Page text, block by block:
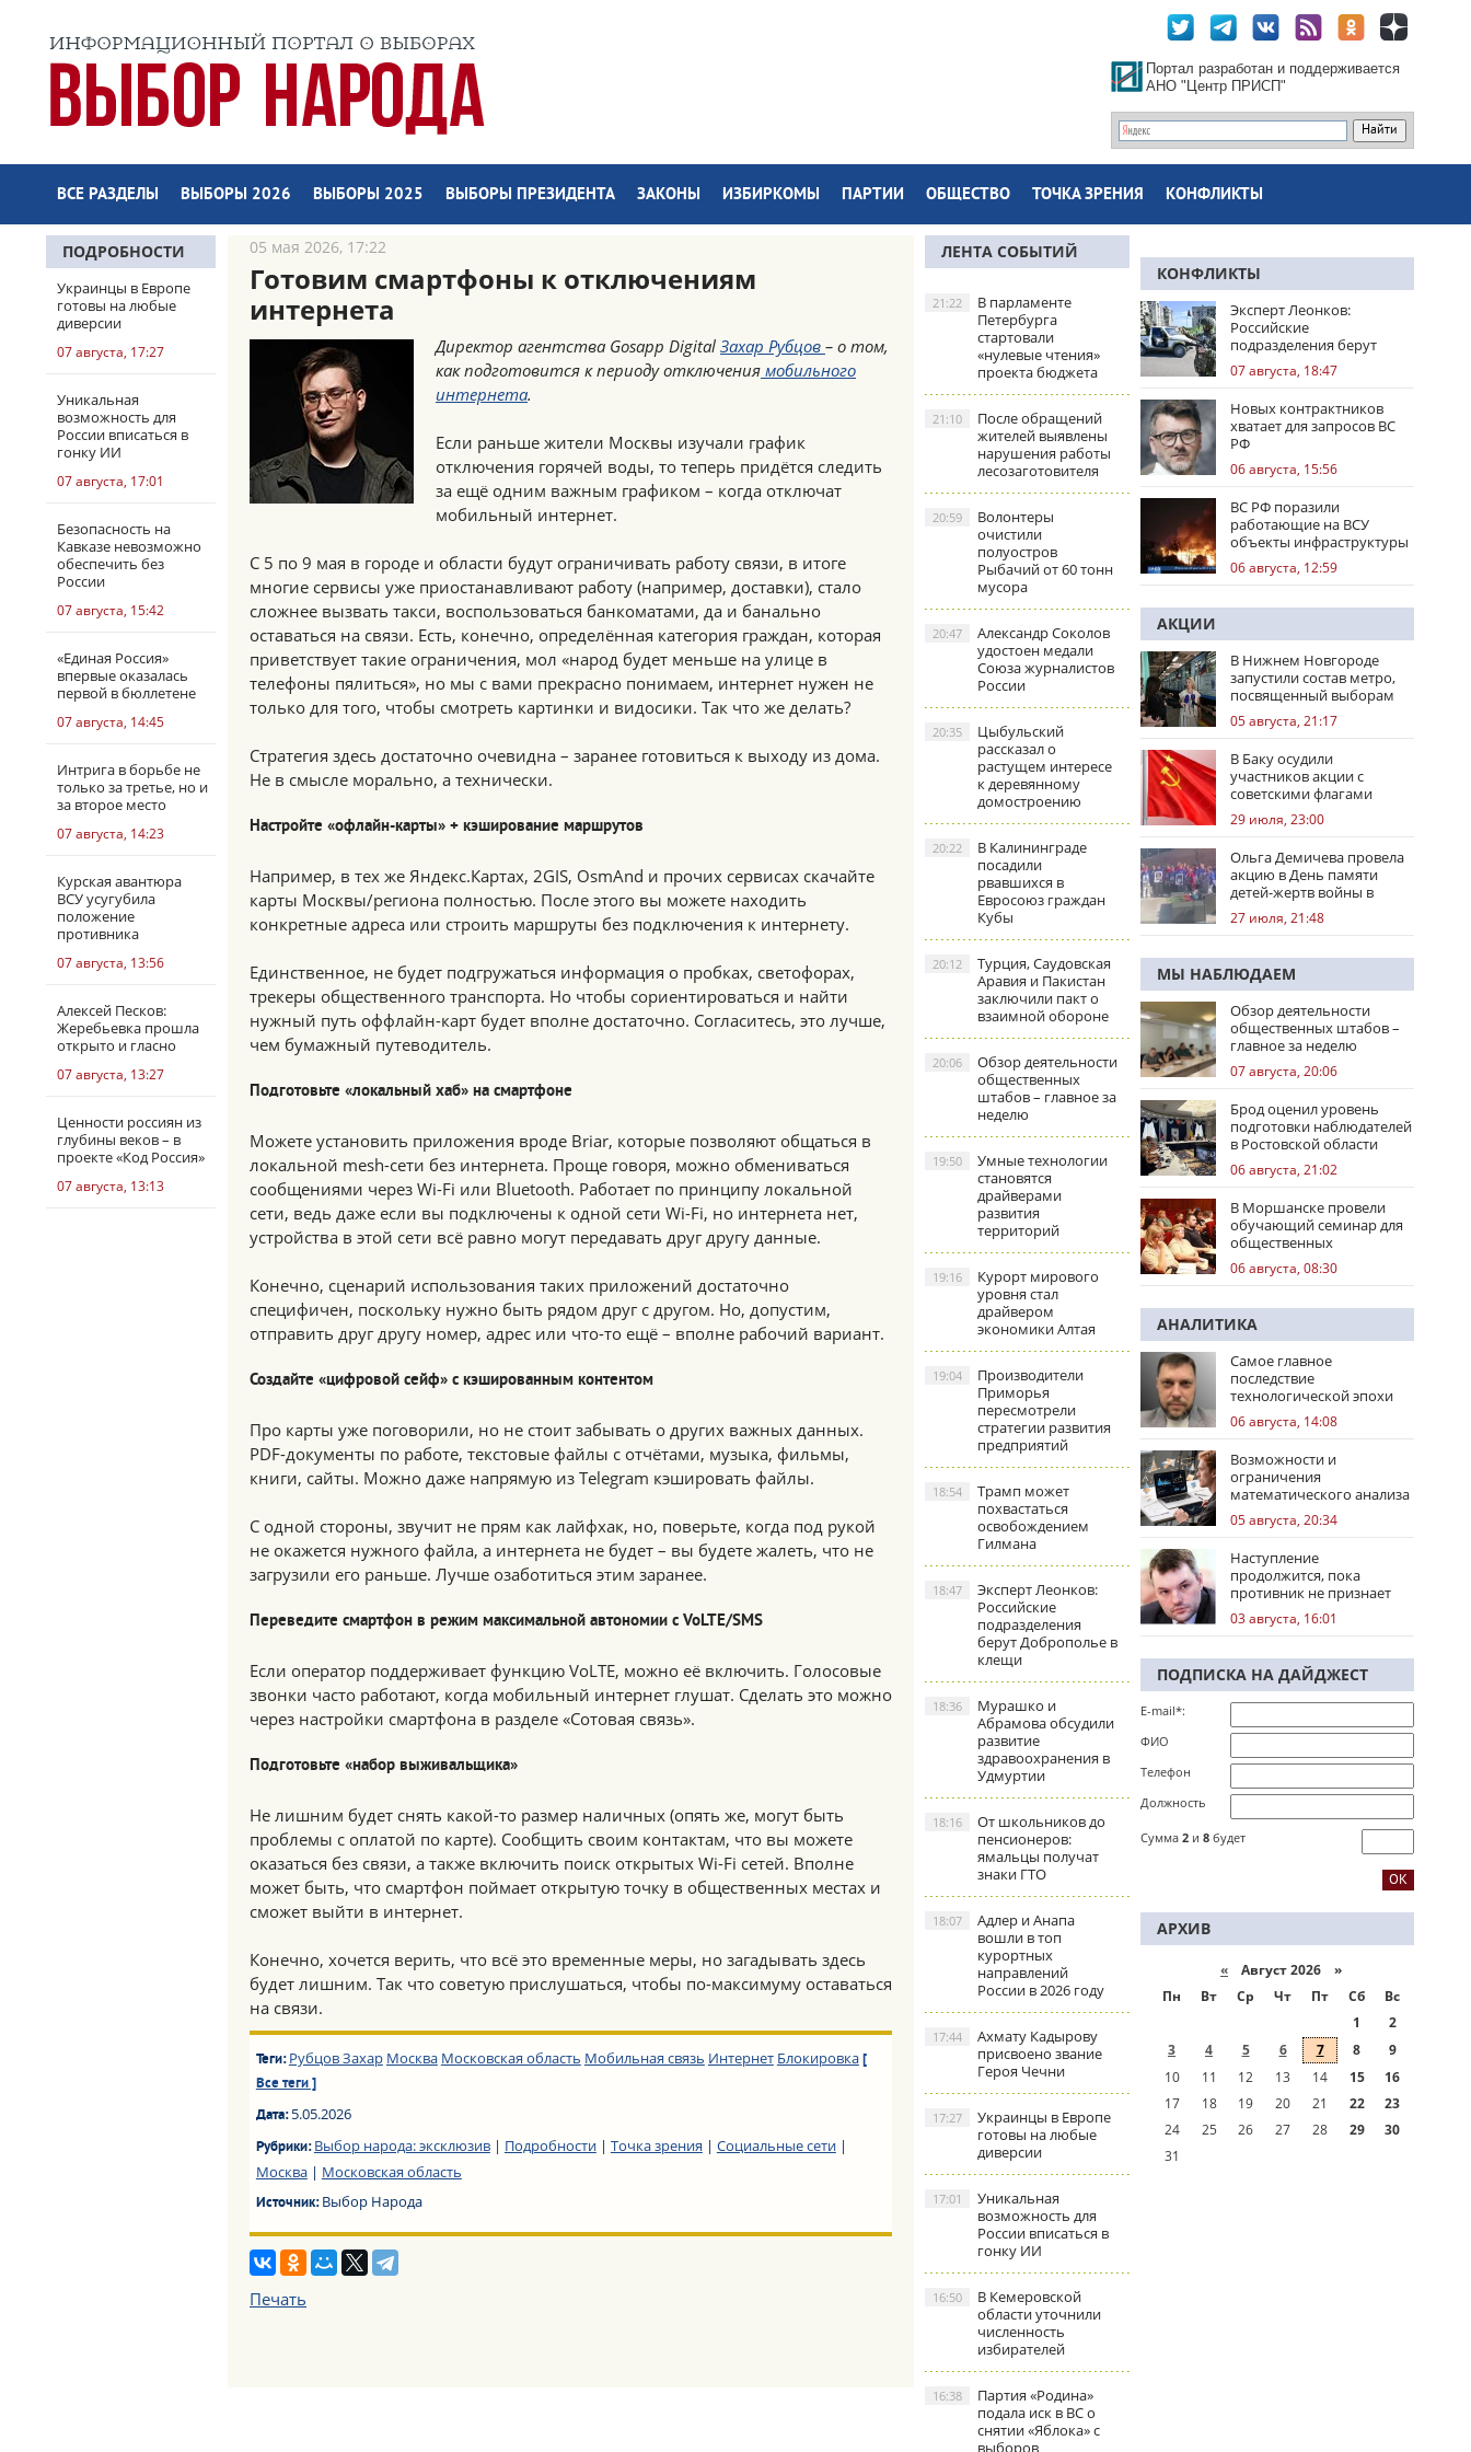
Портал разработан и поддерживается
АНО "Центр ПРИСП"
ВСЕ РАЗДЕЛЫ ВЫБОРЫ 2026 ВЫБОРЫ 2025 ВЫБОРЫ ПРЕЗИДЕНТА ЗАКОНЫ ИЗБИРКОМЫ ПАРТИИ ОБЩЕСТВО ТОЧКА ЗРЕНИЯ КОНФЛИКТЫ
ПОДРОБНОСТИ
Украинцы в Европе
готовы на любые
диверсии
07 августа, 17:27
Уникальная
возможность для
России вписаться в
гонку ИИ
07 августа, 17:01
Безопасность на
Кавказе невозможно
обеспечить без
России
07 августа, 15:42
«Единая Россия»
впервые оказалась
первой в бюллетене
07 августа, 14:45
Интрига в борьбе не
только за третье, но и
за второе место
07 августа, 14:23
Курская авантюра
ВСУ усугубила
положение
противника
07 августа, 13:56
Алексей Песков:
Жеребьевка прошла
открыто и гласно
07 августа, 13:27
Ценности россиян из
глубины веков – в
проекте «Код Россия»
07 августа, 13:13
05 мая 2026, 17:22
Готовим смартфоны к отключениям
интернета
Директор агентства Gosapp Digital Захар Рубцов – о том,
как подготовится к периоду отключения мобильного
интернета.
Если раньше жители Москвы изучали график
отключения горячей воды, то теперь придётся следить
за ещё одним важным графиком – когда отключат
мобильный интернет.
С 5 по 9 мая в городе и области будут ограничивать работу связи, в итоге
многие сервисы уже приостанавливают работу (например, доставки), стало
сложнее вызвать такси, воспользоваться банкоматами, да и банально
оставаться на связи. Есть, конечно, определённая категория граждан, которая
приветствует такие ограничения, мол «народ будет меньше на улице в
телефоны пялиться», но мы с вами прекрасно понимаем, интернет нужен не
только для того, чтобы смотреть картинки и видосики. Так что же делать?
Стратегия здесь достаточно очевидна – заранее готовиться к выходу из дома.
Не в смысле морально, а технически.
Настройте «офлайн-карты» + кэширование маршрутов
Например, в тех же Яндекс.Картах, 2GIS, OsmAnd и прочих сервисах скачайте
карты Москвы/региона полностью. После этого вы можете находить
конкретные адреса или строить маршруты без подключения к интернету.
Единственное, не будет подгружаться информация о пробках, светофорах,
трекеры общественного транспорта. Но чтобы сориентироваться и найти
нужный путь оффлайн-карт будет вполне достаточно. Согласитесь, это лучше,
чем бумажный путеводитель.
Подготовьте «локальный хаб» на смартфоне
Можете установить приложения вроде Briar, которые позволяют общаться в
локальной mesh-сети без интернета. Проще говоря, можно обмениваться
сообщениями через Wi-Fi или Bluetooth. Работает по принципу локальной
сети, ведь даже если вы подключены к одной сети Wi-Fi, но интернета нет,
устройства в этой сети всё равно могут передавать друг другу данные.
Конечно, сценарий использования таких приложений достаточно
специфичен, поскольку нужно быть рядом друг с другом. Но, допустим,
отправить друг другу номер, адрес или что-то ещё – вполне рабочий вариант.
Создайте «цифровой сейф» с кэшированным контентом
Про карты уже поговорили, но не стоит забывать о других важных данных.
PDF-документы по работе, текстовые файлы с отчётами, музыка, фильмы,
книги, сайты. Можно даже напрямую из Telegram кэшировать файлы.
С одной стороны, звучит не прям как лайфхак, но, поверьте, когда под рукой
не окажется нужного файла, а интернета не будет – вы будете жалеть, что не
загрузили его раньше. Лучше озаботиться этим заранее.
Переведите смартфон в режим максимальной автономии с VoLTE/SMS
Если оператор поддерживает функцию VoLTE, можно её включить. Голосовые
звонки часто работают, когда мобильный интернет глушат. Сделать это можно
через настройки смартфона в разделе «Сотовая связь».
Подготовьте «набор выживальщика»
Не лишним будет снять какой-то размер наличных (опять же, могут быть
проблемы с оплатой по карте). Сообщить своим контактам, что вы можете
оказаться без связи, а также включить поиск открытых Wi-Fi сетей. Вполне
может быть, что смартфон поймает открытую точку в общественных местах и
сможет выйти в интернет.
Конечно, хочется верить, что всё это временные меры, но загадывать здесь
будет лишним. Так что советую прислушаться, чтобы по-максимуму оставаться
на связи.
Теги: Рубцов Захар Москва Московская область Мобильная связь Интернет Блокировка [
Все теги ]
Дата:5.05.2026
Рубрики:Выбор народа: эксклюзив| Подробности| Точка зрения | Социальные сети|
Москва| Московская область
Источник:Выбор Народа
Печать
ЛЕНТА СОБЫТИЙ
В парламенте
Петербурга
стартовали
«нулевые чтения»
проекта бюджета
21:22
После обращений
жителей выявлены
нарушения работы
лесозаготовителя
21:10
Волонтеры
очистили
полуостров
Рыбачий от 60 тонн
мусора
20:59
Александр Соколов
удостоен медали
Союза журналистов
России
20:47
Цыбульский
рассказал о
растущем интересе
к деревянному
домостроению
20:35
В Калининграде
посадили
рвавшихся в
Евросоюз граждан
Кубы
20:22
Турция, Саудовская
Аравия и Пакистан
заключили пакт о
взаимной обороне
20:12
Обзор деятельности
общественных
штабов – главное за
неделю
20:06
Умные технологии
становятся
драйверами
развития
территорий
19:50
Курорт мирового
уровня стал
драйвером
экономики Алтая
19:16
Производители
Приморья
пересмотрели
стратегии развития
предприятий
19:04
Трамп может
похвастаться
освобождением
Гилмана
18:54
Эксперт Леонков:
Российские
подразделения
берут Доброполье в
клещи
18:47
Мурашко и
Абрамова обсудили
развитие
здравоохранения в
Удмуртии
18:36
От школьников до
пенсионеров:
ямальцы получат
знаки ГТО
18:16
Адлер и Анапа
вошли в топ
курортных
направлений
России в 2026 году
18:07
Ахмату Кадырову
присвоено звание
Героя Чечни
17:44
Украинцы в Европе
готовы на любые
диверсии
17:27
Уникальная
возможность для
России вписаться в
гонку ИИ
17:01
В Кемеровской
области уточнили
численность
избирателей
16:50
Партия «Родина»
подала иск в ВС о
снятии «Яблока» с
выборов
16:38
КОНФЛИКТЫ
Эксперт Леонков:
Российские
подразделения берут
Доброполье в клещи
07 августа, 18:47
Новых контрактников
хватает для запросов ВС
РФ
06 августа, 15:56
ВС РФ поразили
работающие на ВСУ
объекты инфраструктуры
и центры логистики
06 августа, 12:59
АКЦИИ
В Нижнем Новгороде
запустили состав метро,
посвященный выборам
05 августа, 21:17
В Баку осудили
участников акции с
советскими флагами
29 июля, 23:00
Ольга Демичева провела
акцию в День памяти
детей-жертв войны в
Донбассе
27 июля, 21:48
МЫ НАБЛЮДАЕМ
Обзор деятельности
общественных штабов –
главное за неделю
07 августа, 20:06
Брод оценил уровень
подготовки наблюдателей
в Ростовской области
06 августа, 21:02
В Моршанске провели
обучающий семинар для
общественных
наблюдателей
06 августа, 08:30
АНАЛИТИКА
Самое главное
последствие
технологической эпохи
06 августа, 14:08
Возможности и
ограничения
математического анализа
избирательных кампаний
05 августа, 20:34
Наступление
продолжится, пока
противник не признает
стратегическое
поражение
03 августа, 16:01
ПОДПИСКА НА ДАЙДЖЕСТ
E-mail*:
ФИО
Телефон
Должность
Сумма 2 и 8 будет
АРХИВ
« Август 2026 »
Пн
Вт Ср Чт Пт Сб
Вс
1
2
3
4 5 6 7 8
9
10
11 12 13 14 15
16
17
18 19 20 21 22
23
24
25 26 27 28 29
30
31